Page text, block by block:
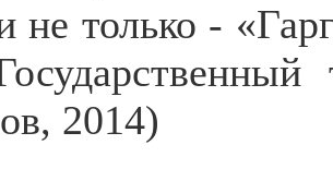
не только -
2014)